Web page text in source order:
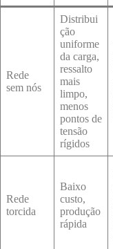
Rede
sem nós
Distribui
ção
uniforme
da carga,
ressalto
mais
limpo,
menos
pontos de
tensão
rígidos
Rede
torcida
Baixo
custo,
produção
rápida